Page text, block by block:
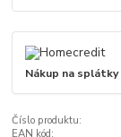
Nákup na splátky
Číslo produktu:
EAN kód: